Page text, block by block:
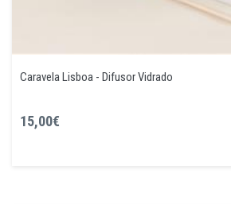
Caravela Lisboa - Difusor Vidrado
15,00€